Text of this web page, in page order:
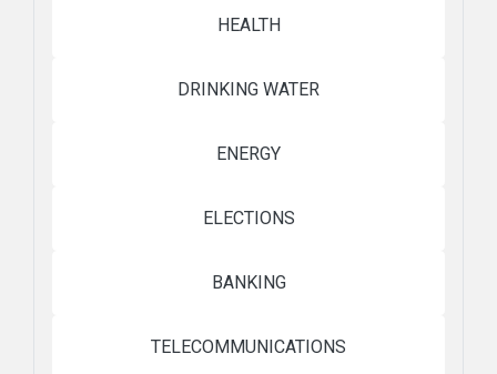
HEALTH
DRINKING WATER
ENERGY
ELECTIONS
BANKING
TELECOMMUNICATIONS